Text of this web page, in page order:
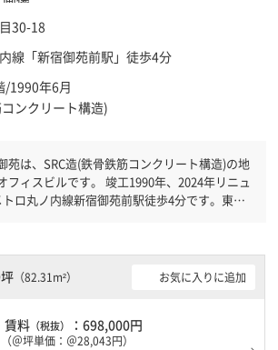
30-18
線「新宿御苑前駅 」徒歩4分
/1990年6月
ンクリート構造)
苑は、SRC造(鉄骨鉄筋コンクリート構造)の地
す。 竣工1990年、2024年リニュ
ロ丸ノ内線新宿御苑前駅徒歩4分です。東京
りますので、地震対策を検討されている方に
祝日も利用可能になりますので自由に出入り
（82.31m²） お気に入りに追加
賃料 （税抜） ：698,000円
（＠坪単価：＠28,043円）